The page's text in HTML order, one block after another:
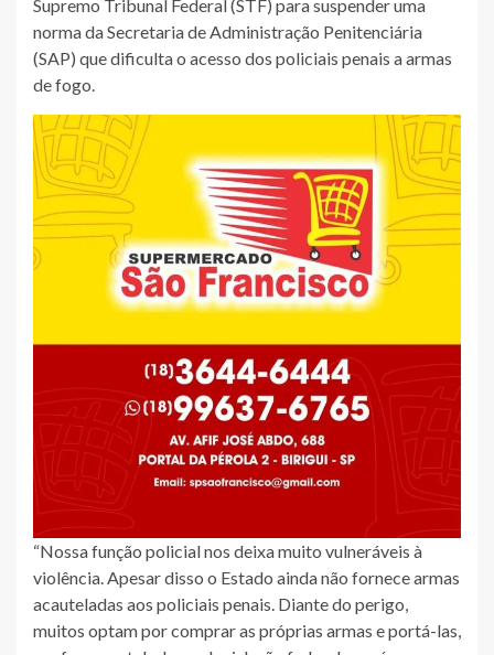
Supremo Tribunal Federal (STF) para suspender uma
norma da Secretaria de Administração Penitenciária
(SAP) que dificulta o acesso dos policiais penais a armas
de fogo.
“Nossa função policial nos deixa muito vulneráveis à
violência. Apesar disso o Estado ainda não fornece armas
acauteladas aos policiais penais. Diante do perigo,
muitos optam por comprar as próprias armas e portá-las,